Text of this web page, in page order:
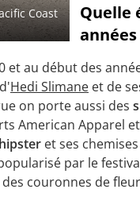
Coast
Quelle
années
et au début des
Hedi Slimane et de
on porte aussi des
American Apparel
hipster et ses
par le
couronnes de